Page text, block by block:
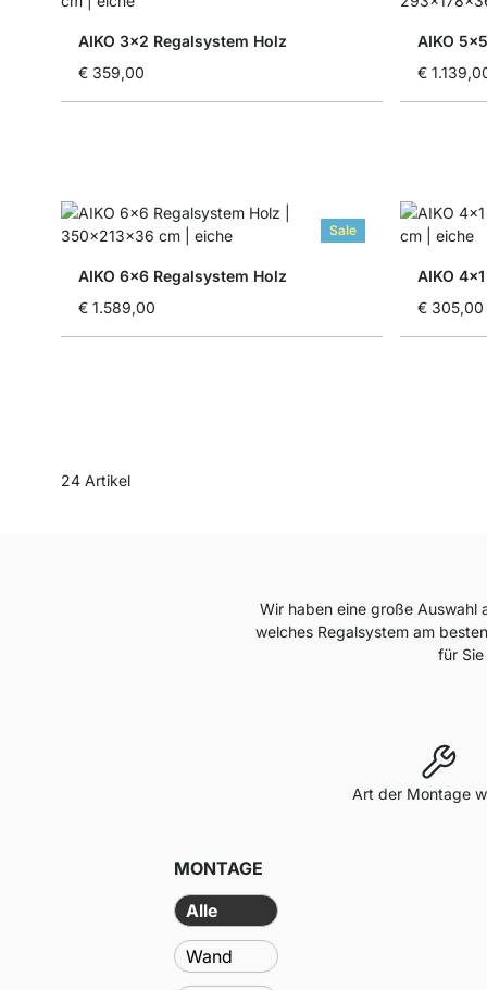
AIKO 3x2 Regalsystem Holz
€ 359,00
AIKO
€
Sale
AIKO 6x6 Regalsystem Holz
€ 1.589,00
AIKO
€ 305,00
24 Artikel
Wir haben eine große Auswahl
welches Regalsystem am
für
Art der Montage
MONTAGE
Alle
Wand